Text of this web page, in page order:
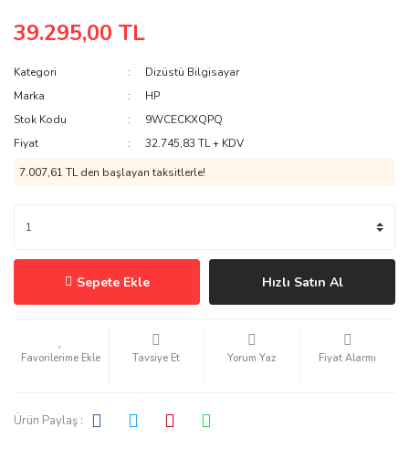
39.295,00 TL
Kategori
Dizüstü Bilgisayar
Marka
HP
Stok Kodu
9WCECKXQPQ
Fiyat
32.745,83 TL + KDV
7.007,61 TL den başlayan taksitlerle!
Sepete Ekle Hızlı Satın Al
Tavsiye Et Yorum Yaz Fiyat Alarmı
Ürün Paylaş :